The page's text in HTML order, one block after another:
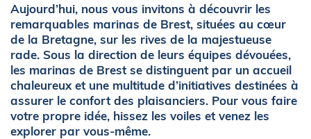
Aujourd’hui, nous vous invitons à découvrir les
remarquables marinas de Brest, situées au cœur
de la Bretagne, sur les rives de la majestueuse
rade. Sous la direction de leurs équipes dévouées,
les marinas de Brest se distinguent par un accueil
chaleureux et une multitude d’initiatives destinées à
assurer le confort des plaisanciers. Pour vous faire
votre propre idée, hissez les voiles et venez les
explorer par vous-même.